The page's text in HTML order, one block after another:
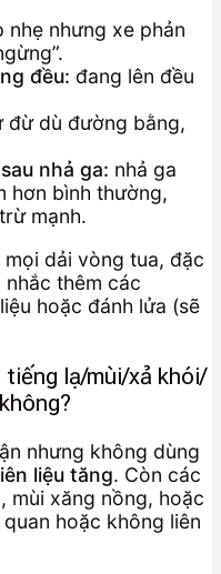
nhẹ nhưng xe phản
đều: đang lên đều
đừ dù đường bằng,
nhả ga: nhả ga
hơn bình thường,
mạnh.
dải vòng tua, đặc
thêm các
hoặc đánh lửa (sẽ
tiếng lạ/mùi/xả khói/
nhưng không dùng
liệu tăng. Còn các
mùi xăng nồng, hoặc
hoặc không liên